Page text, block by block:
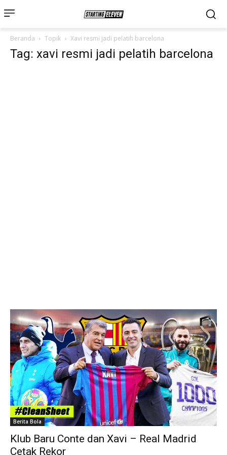
Beranda Topik Xavi resmi jadi pelatih barcelona
Tag: xavi resmi jadi pelatih barcelona
Berita Bola
Klub Baru Conte dan Xavi – Real Madrid
Cetak Rekor